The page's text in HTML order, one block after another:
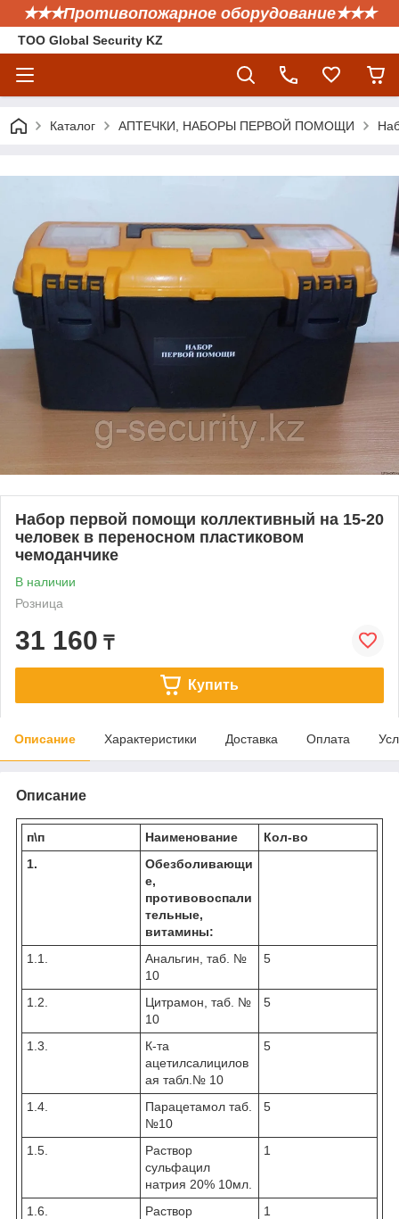
✭✭✭Противопожарное оборудование✭✭✭
ТОО Global Security KZ
Каталог АПТЕЧКИ, НАБОРЫ ПЕРВОЙ ПОМОЩИ
Набор первой помощи коллективный на 15-20
человек в переносном пластиковом
чемоданчике
В наличии
Розница
31 160 ₸
Купить
Описание Характеристики Доставка Оплата
Описание
п\п Наименование
Кол-во
1.
Обезболивающи
е,
противовоспали
тельные,
витамины:
1.1.
Анальгин, таб. №
10
5
1.2.
Цитрамон, таб. №
10
5
1.3.
К-та
ацетилсалицилов
ая табл.№ 10
5
1.4.
Парацетамол таб.
№10
5
1.5.
Раствор
сульфацил
натрия 20% 10мл.
1
1.6.
Раствор
1